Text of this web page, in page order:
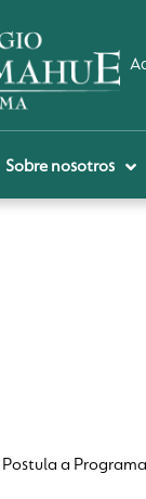
Sobre nosotros
Postula a